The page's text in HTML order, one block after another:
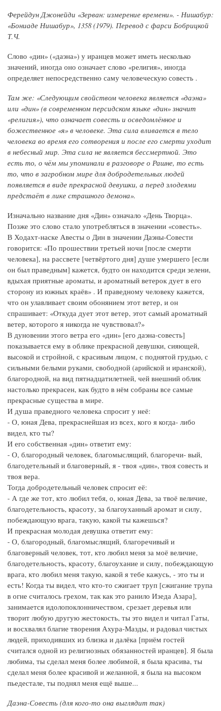
Ферейдун Джонейди «Зерван: измерение времени». - Нишабур:
«Бониаде Нишабур», 1358 (1979). Перевод с фарси Бобрицкой
Т.Ч.
Слово «дин» («даэна») у иранцев может иметь несколько
значений, иногда оно означает слово «религия», иногда
определяет непосредственно саму человеческую совесть .
Там же: «Следующим свойством человека является «даэна»
или «дин» (в современном персидском языке «дин» значит
«религия»), что означает совесть и осведомлённое и
божественное «я» в человеке. Эта сила вливается в тело
человека во время его сотворения и после его смерти уходит
в небесный мир. Эта сила не является бессмертной. Это
есть то, о чём мы упоминали в разговоре о Рашне, то есть
то, что в загробном мире для добродетельных людей
появляется в виде прекрасной девушки, а перед злодеями
предстаёт в лике страшного демона».
Изначально название дня «Дин» означало «День Творца».
Позже это слово стало употребляться в значении «совесть».
В Ходахт-наске Авесты о Дин в значении Даэны-Совести
говорится: «По прошествии третьей ночи [после смерти
человека], на рассвете [четвёртого дня] душе умершего [если
он был праведным] кажется, будто он находится среди зелени,
вдыхая приятные ароматы, и ароматный ветерок дует в его
сторону из южных краёв» . И праведному человеку кажется,
что он улавливает своим обонянием этот ветер, и он
спрашивает: «Откуда дует этот ветер, этот самый ароматный
ветер, которого я никогда не чувствовал?»
В дуновении этого ветра его «дин» [его даэна-совесть]
показывается ему в облике прекрасной девушки, сияющей,
высокой и стройной, с красивым лицом, с поднятой грудью, с
сильными белыми руками, свободной (арийской и иранской),
благородной, на вид пятнадцатилетней, чей внешний облик
настолько прекрасен, как будто в нём собраны все самые
прекрасные существа в мире.
И душа праведного человека спросит у неё:
- О, юная Дева, прекраснейшая из всех, кого я когда- либо
видел, кто ты?
И его собственная «дин» ответит ему:
- О, благородный человек, благомыслящий, благоречи- вый,
благодетельный и благоверный, я - твоя «дин», твоя совесть и
твоя вера.
Тогда добродетельный человек спросит её:
- А где же тот, кто любил тебя, о, юная Дева, за твоё величие,
благодетельность, красоту, за благоуханный аромат и силу,
побеждающую врага, такую, какой ты кажешься?
И прекрасная молодая девушка ответит ему:
- О, благородный, благомыслящий, благоречивый и
благоверный человек, тот, кто любил меня за моё величие,
благодетельность, красоту, благоухание и силу, побеждающую
врага, кто любил меня такую, какой я тебе кажусь, - это ты и
есть! Когда ты видел, что кто-то сжигает труп [сжигание трупа
в огне считалось грехом, так как это ранило Изеда Азара],
занимается идолопоклонничеством, срезает деревья или
творит любую другую жестокость, ты это видел и читал Гаты,
и восхвалял благие творения Ахура-Мазды, и радовал чистых
людей, приходивших из близка и далёка [приём гостей
считался одной из религиозных обязанностей иранцев]. Я была
любима, ты сделал меня более любимой, я была красива, ты
сделал меня более красивой и желанной, я была на высоком
пьедестале, ты поднял меня ещё выше...
Даэна-Совесть (для кого-то она выглядит так)